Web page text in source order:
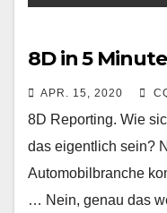
8D in 5
APR. 15, 2020
8D Reporting. Wie
das eigentlich sein?
Automobilbranche
… Nein, genau das